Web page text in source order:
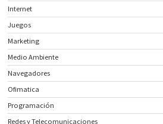
Internet
Juegos
Marketing
Medio Ambiente
Navegadores
Ofimatica
Programación
Redes y Telecomunicaciones